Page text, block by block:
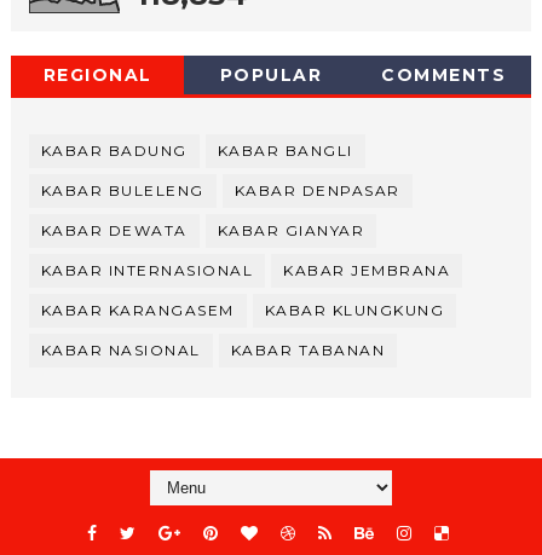
REGIONAL POPULAR COMMENTS
KABAR BADUNG KABAR BANGLI
KABAR BULELENG KABAR DENPASAR
KABAR DEWATA KABAR GIANYAR
KABAR INTERNASIONAL KABAR JEMBRANA
KABAR KARANGASEM KABAR KLUNGKUNG
KABAR NASIONAL KABAR TABANAN